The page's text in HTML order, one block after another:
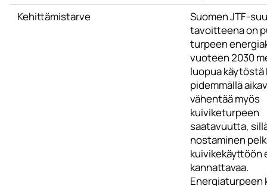
Kehittämistarve
Suomen JTF-
tavoitteena on
turpeen
vuoteen 2030
luopua käytöstä
pidemmällä
vähentää myös
kuiviketurpeen
saatavuutta,
nostaminen
kuivikekäyttöön
kannattavaa.
Energiaturpeen